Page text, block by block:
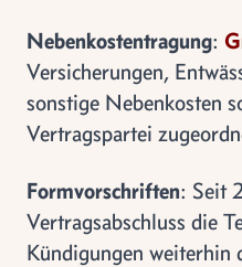
Nebenkostentragung:
Versicherungen,
sonstige Nebenkosten
Vertragspartei
Formvorschriften: Seit
Vertragsabschluss die
Kündigungen